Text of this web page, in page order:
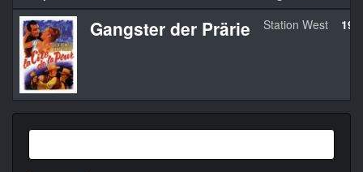
Gangster der Prärie Station West